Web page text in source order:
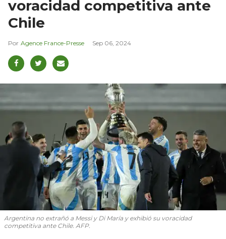
voracidad competitiva ante
Chile
Agence France-Presse Sep 06, 2024
Argentina no extrañó a Messi y Di María y exhibió su voracidad
competitiva ante Chile. AFP.